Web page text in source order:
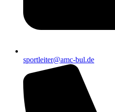
sportleiter@amc-bul.de